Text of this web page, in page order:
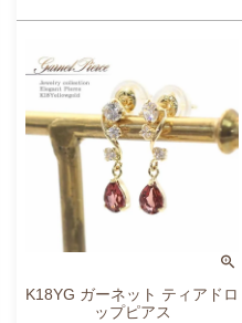
K18YG ガーネット ティアドロ
ップピアス